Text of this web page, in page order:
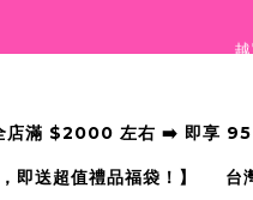
☀️【Summer
店滿 $2000 左右 ➡️ 即享
送超值禮品福袋！】 台